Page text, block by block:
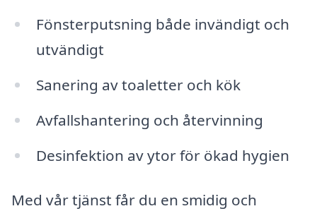
Fönsterputsning både invändigt och
utvändigt
Sanering av toaletter och kök
Avfallshantering och återvinning
Desinfektion av ytor för ökad hygien
Med vår tjänst får du en smidig och